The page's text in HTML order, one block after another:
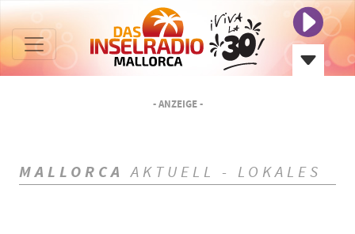
- ANZEIGE -
MALLORCA AKTUELL - LOKALES